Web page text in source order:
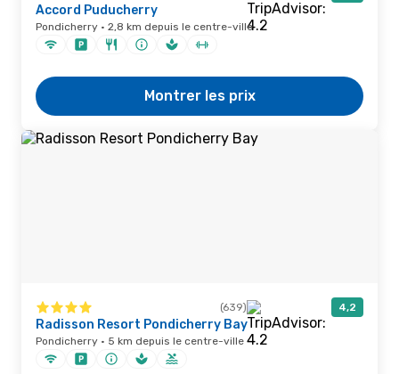
Accord Puducherry
Pondicherry · 2,8 km depuis le centre-ville
Montrer les prix
(639) 4,2
Radisson Resort Pondicherry Bay
Pondicherry · 5 km depuis le centre-ville